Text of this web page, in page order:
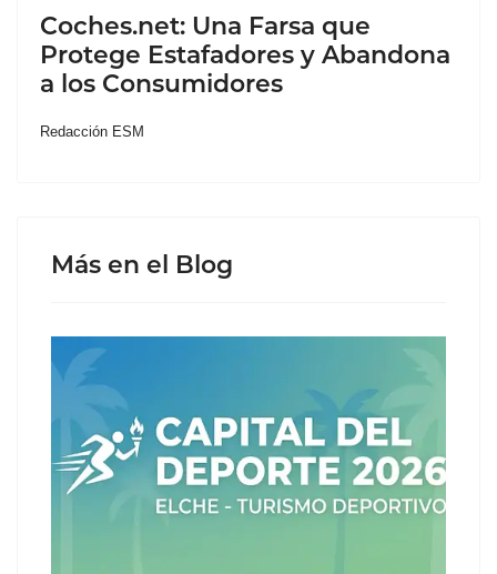
Coches.net: Una Farsa que
Protege Estafadores y Abandona
a los Consumidores
Redacción ESM
Más en el Blog